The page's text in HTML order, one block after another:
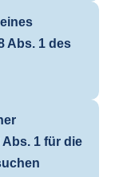
Abs. 1 des
1 für die